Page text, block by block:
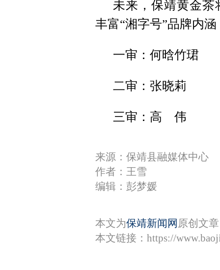
未来，保靖黄金
丰富“湘字号”品牌内
一审：何晗竹珺
二审：张晓莉
三审：高 伟
来源：保靖县融媒体中心
作者：王雪
编辑：彭梦媛
本文为保靖新闻网 原创文
本文链接： https://